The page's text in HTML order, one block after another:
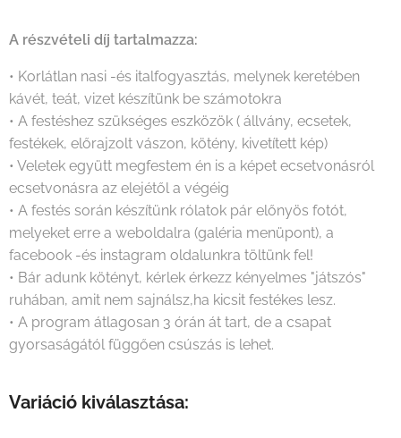
A részvételi díj tartalmazza:
• Korlátlan nasi -és italfogyasztás, melynek keretében
kávét, teát, vizet készítünk be számotokra
• A festéshez szükséges eszközök ( állvány, ecsetek,
festékek, előrajzolt vászon, kötény, kivetített kép)
• Veletek együtt megfestem én is a képet ecsetvonásról
ecsetvonásra az elejétől a végéig
• A festés során készítünk rólatok pár előnyös fotót,
melyeket erre a weboldalra (galéria menüpont), a
facebook -és instagram oldalunkra töltünk fel!
• Bár adunk kötényt, kérlek érkezz kényelmes "játszós"
ruhában, amit nem sajnálsz,ha kicsit festékes lesz.
• A program átlagosan 3 órán át tart, de a csapat
gyorsaságától függően csúszás is lehet.
Variáció kiválasztása: